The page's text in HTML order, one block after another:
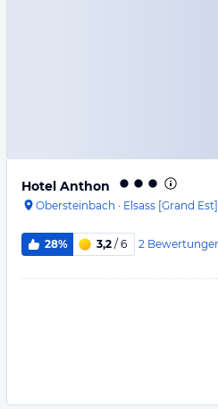
Hotel Anthon
Obersteinbach · Elsass [Grand Est]
28% 3,2 / 6 2